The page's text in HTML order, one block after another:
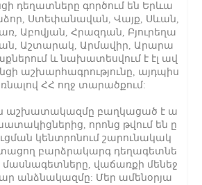
դեղատները գործում են Երևա
Ստեփանավան, Վայք, Սևան,
Աբովյան, Հրազդան, Բյուրեղա
Աշտարակ, Արմավիր, Արարա
և նախատեսվում է էլ ավ
աշխարհագրությունը, այդպիս
ՀՀ ողջ տարածքում:
աշխատակազմը բաղկացած է ա
որոնց թվում են ը
կենտրոնում շարունակակ
բարձրակարգ դեղագետնե
մասնագետները, վաճառքի մենեջ
անձնակազմը: Մեր ամենօրյա